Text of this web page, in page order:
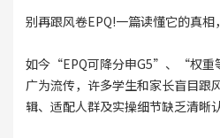
别再跟风卷EPQ!一篇读懂它的真相
如今“EPQ可降分申G5”、“权重
广为流传，许多学生和家长盲目跟
辑、适配人群及实操细节缺乏清晰认